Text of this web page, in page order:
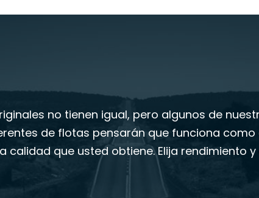
no tienen igual, pero algunos de
de flotas pensarán que funciona como
calidad que usted obtiene. Elija rendimiento